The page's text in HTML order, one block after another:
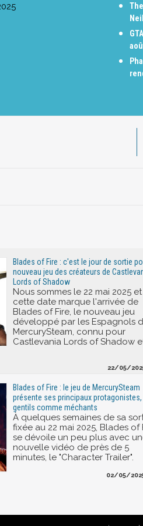
Blades of Fire : c'est le jour de sortie
nouveau jeu des créateurs de
Lords of Shadow
Nous sommes le 22 mai 2025 et
cette date marque l'arrivée de
Blades of Fire, le nouveau jeu
développé par les Espagnols
MercurySteam, connu pour
Castlevania Lords of Shadow
22/05/
Blades of Fire : le jeu de MercurySteam
présente ses principaux protagonistes,
gentils comme méchants
À quelques semaines de sa
fixée au 22 mai 2025, Blades of
se dévoile un peu plus avec
nouvelle vidéo de près de 5
minutes, le "Character Trailer".
02/05/